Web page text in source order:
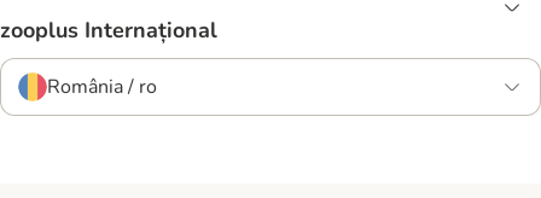
zooplus Internațional
România / ro